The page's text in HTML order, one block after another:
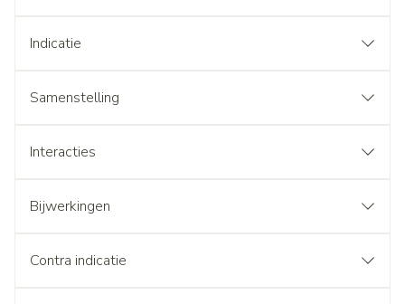
Indicatie
Samenstelling
Interacties
Bijwerkingen
Contra indicatie